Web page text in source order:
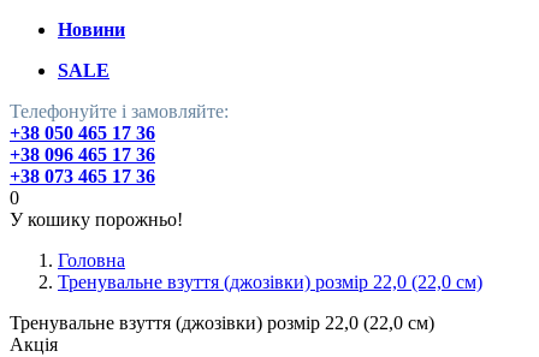
Новини
SALE
Телефонуйте і замовляйте:
+38 050 465 17 36
+38 096 465 17 36
+38 073 465 17 36
0
У кошику порожньо!
Головна
Тренувальне взуття (джозівки) розмір 22,0 (22,0 см)
Тренувальне взуття (джозівки) розмір 22,0 (22,0 см)
Акція